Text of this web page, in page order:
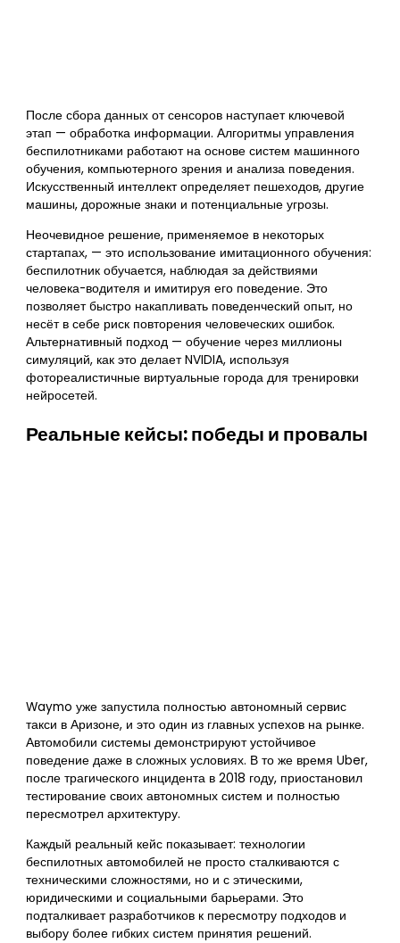
После сбора данных от сенсоров наступает ключевой
этап — обработка информации. Алгоритмы управления
беспилотниками работают на основе систем машинного
обучения, компьютерного зрения и анализа поведения.
Искусственный интеллект определяет пешеходов, другие
машины, дорожные знаки и потенциальные угрозы.
Неочевидное решение, применяемое в некоторых
стартапах, — это использование имитационного обучения:
беспилотник обучается, наблюдая за действиями
человека-водителя и имитируя его поведение. Это
позволяет быстро накапливать поведенческий опыт, но
несёт в себе риск повторения человеческих ошибок.
Альтернативный подход — обучение через миллионы
симуляций, как это делает NVIDIA, используя
фотореалистичные виртуальные города для тренировки
нейросетей.
Реальные кейсы: победы и провалы
Waymo уже запустила полностью автономный сервис
такси в Аризоне, и это один из главных успехов на рынке.
Автомобили системы демонстрируют устойчивое
поведение даже в сложных условиях. В то же время Uber,
после трагического инцидента в 2018 году, приостановил
тестирование своих автономных систем и полностью
пересмотрел архитектуру.
Каждый реальный кейс показывает: технологии
беспилотных автомобилей не просто сталкиваются с
техническими сложностями, но и с этическими,
юридическими и социальными барьерами. Это
подталкивает разработчиков к пересмотру подходов и
выбору более гибких систем принятия решений.